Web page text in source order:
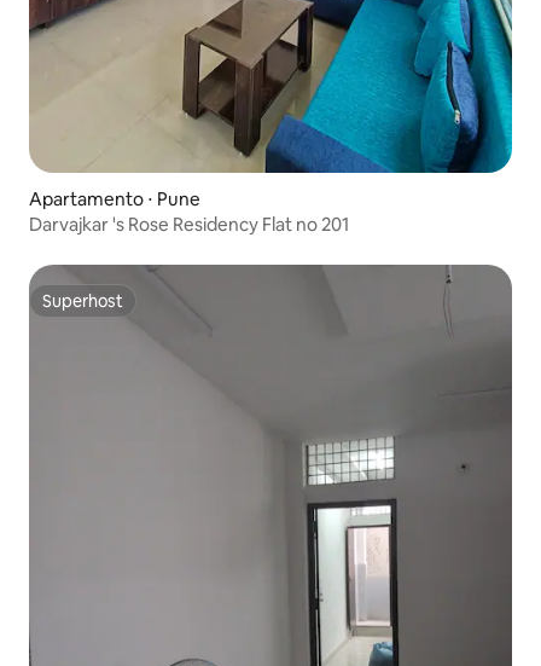
Apartamento ⋅ Pune
Darvajkar 's Rose Residency Flat no 201
Superhost
Superhost